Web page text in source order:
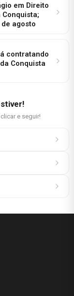
em Direito
agosto
contratando
Conquista
e seguir!